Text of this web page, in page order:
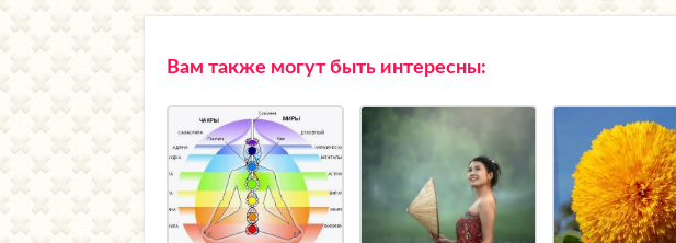
Вам также могут быть интересны: